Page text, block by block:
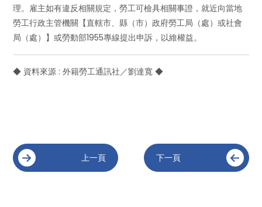
理。雇主如有違反相關規定，勞工可檢具相關事證，就近向當地
勞工行政主管機關【直轄市、縣（市）政府勞工局（處）或社會
局（處）】或勞動部1955專線提出申訴，以維權益。
◆ 資料來源 : 外籍勞工通訊社／劉達寬 ◆
上一頁 下一頁